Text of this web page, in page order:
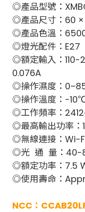
◎產品型號：
◎產品尺寸：60 ×
◎產品色溫：
◎燈光配件：E27
◎額定輸入：
0.076A
◎操作濕度：
◎操作溫度：-
◎工作頻率：
◎最高輸出功率：
◎無線連接：Wi-
◎光 通 量：40-
◎額定功率：7.5
◎使用壽命：
NCC：